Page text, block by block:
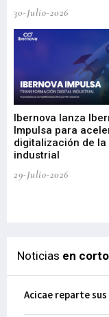
30-Julio-2026
Ibernova lanza
Impulsa para
digitalización de la
industrial
29-Julio-2026
Noticias en corto
Acicae reparte